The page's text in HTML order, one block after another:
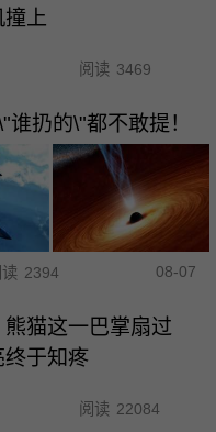
上
阅读 3469
扔的\"都不敢提！
2394 08-07
熊猫这一巴掌扇过
终于知疼
阅读 22084